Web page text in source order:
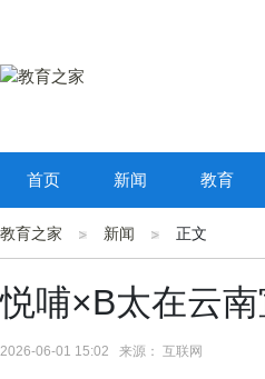
首页 新闻 教育
教育之家 新闻 正文
悦哺×B太在云
2026-06-01 15:02 来源： 互联网